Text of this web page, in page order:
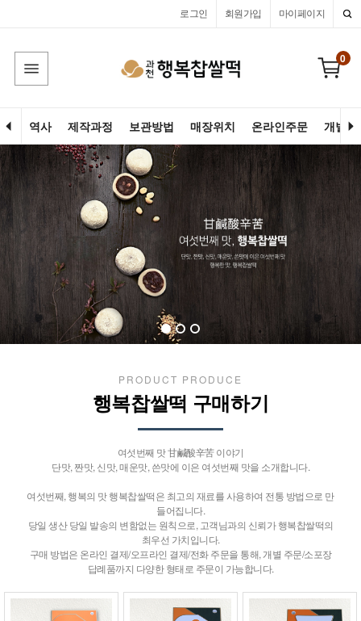
마이페이지
회원가입
로그인
0
역사 제작과정 보관방법 매장위치 온라인주문 개별
PRODUCT PRODUCE
행복찹쌀떡 구매하기
여섯번째 맛 甘鹹酸辛苦 이야기
단맛, 짠맛, 신맛, 매운맛, 쓴맛에 이은 여섯번째 맛을 소개합니다.
여섯번째, 행복의 맛 행복찹쌀떡은 최고의 재료를 사용하여 전통 방법으로 만
들어집니다.
당일 생산 당일 발송의 변함없는 원칙으로, 고객님과의 신뢰가 행복찹쌀떡의
최우선 가치입니다.
구매 방법은 온라인 결제/오프라인 결제/전화 주문을 통해, 개별 주문/소포장
답례품까지 다양한 형태로 주문이 가능합니다.